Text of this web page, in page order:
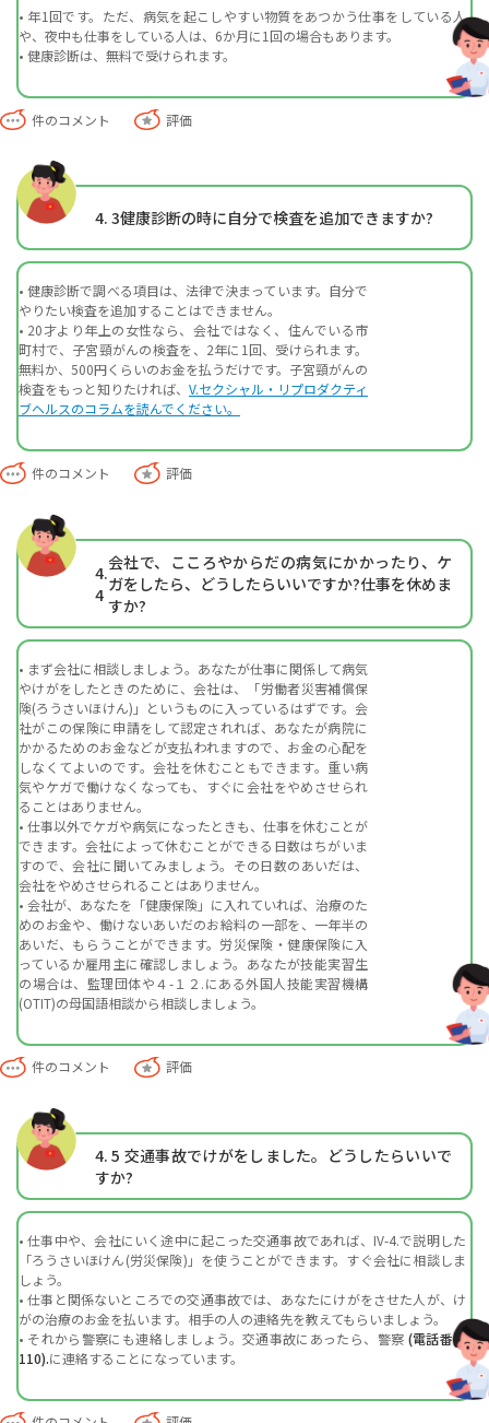
• 年1回です。ただ、病気を起こしやすい物質をあつかう仕事をしている人
や、夜中も仕事をしている人は、6か月に1回の場合もあります。
• 健康診断は、無料で受けられます。
件のコメント 評価
4. 3健康診断の時に自分で検査を追加できますか?
• 健康診断で調べる項目は、法律で決まっています。自分で
やりたい検査を追加することはできません。
• 20才より年上の女性なら、会社ではなく、住んでいる市
町村で、子宮頸がんの検査を、2年に1回、受けられます。
無料か、500円くらいのお金を払うだけです。子宮頸がんの
検査をもっと知りたければ、 V.セクシャル・リプロダクティ
ブヘルスのコラムを読んでください。
件のコメント 評価
4.
4
会社で、こころやからだの病気にかかったり、ケ
ガをしたら、どうしたらいいですか?仕事を休めま
すか?
• まず会社に相談しましょう。あなたが仕事に関係して病気
やけがをしたときのために、会社は、「労働者災害補償保
険(ろうさいほけん)」というものに入っているはずです。会
社がこの保険に申請をして認定されれば、あなたが病院に
かかるためのお金などが支払われますので、お金の心配を
しなくてよいのです。会社を休むこともできます。重い病
気やケガで働けなくなっても、すぐに会社をやめさせられ
ることはありません。
• 仕事以外でケガや病気になったときも、仕事を休むことが
できます。会社によって休むことができる日数はちがいま
すので、会社に聞いてみましょう。その日数のあいだは、
会社をやめさせられることはありません。
• 会社が、あなたを「健康保険」に入れていれば、治療のた
めのお金や、働けないあいだのお給料の一部を、一年半の
あいだ、もらうことができます。労災保険・健康保険に入
っているか雇用主に確認しましょう。あなたが技能実習生
の場合は、監理団体や４-１２.にある外国人技能実習機構
(OTIT)の母国語相談から相談しましょう。
件のコメント 評価
4. 5 交通事故でけがをしました。どうしたらいいで
すか?
• 仕事中や、会社にいく途中に起こった交通事故であれば、IV-4.で説明した
「ろうさいほけん(労災保険)」を使うことができます。すぐ会社に相談しま
しょう。
• 仕事と関係ないところでの交通事故では、あなたにけがをさせた人が、け
がの治療のお金を払います。相手の人の連絡先を教えてもらいましょう。
• それから警察にも連絡しましょう。交通事故にあったら、警察 (電話番号
110).に連絡することになっています。